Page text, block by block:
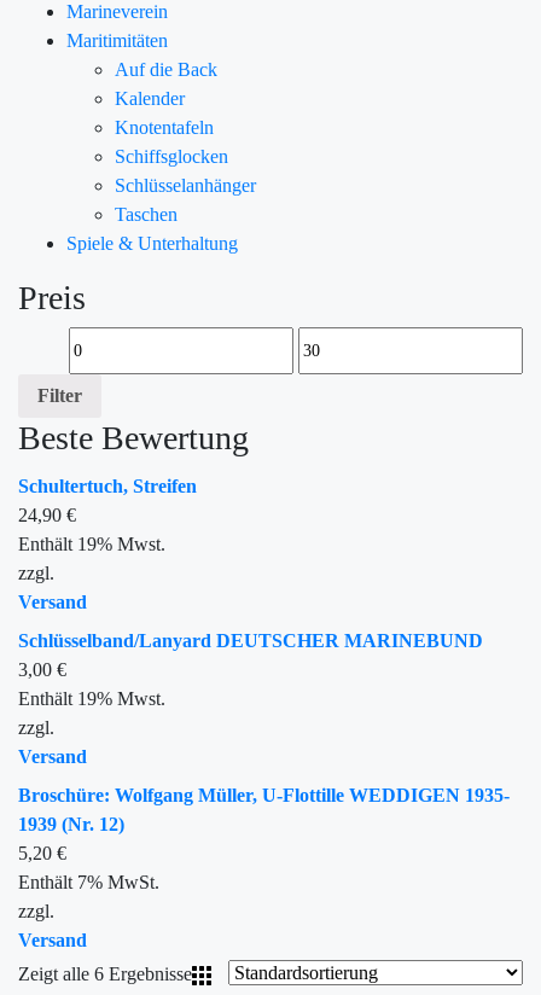
Marineverein
Maritimitäten
Auf die Back
Kalender
Knotentafeln
Schiffsglocken
Schlüsselanhänger
Taschen
Spiele & Unterhaltung
Preis
Filter
Beste Bewertung
Schultertuch, Streifen
24,90 €
Enthält 19% Mwst.
zzgl.
Versand
Schlüsselband/Lanyard DEUTSCHER MARINEBUND
3,00 €
Enthält 19% Mwst.
zzgl.
Versand
Broschüre: Wolfgang Müller, U-Flottille WEDDIGEN 1935-
1939 (Nr. 12)
5,20 €
Enthält 7% MwSt.
zzgl.
Versand
Zeigt alle 6 Ergebnisse